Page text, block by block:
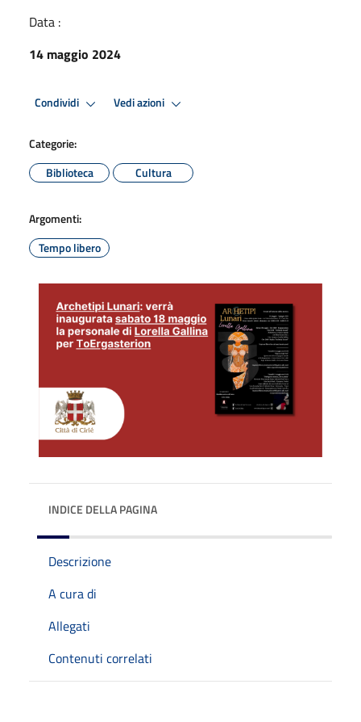
Data :
14 maggio 2024
Condividi Vedi azioni
Categorie:
Biblioteca
Cultura
Argomenti:
Tempo libero
INDICE DELLA PAGINA
Descrizione
A cura di
Allegati
Contenuti correlati